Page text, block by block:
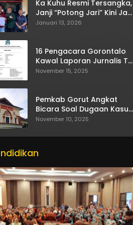
Ka Kuhu Resmi Tersangka,
Janji “Potong Jari” Kini Jadi
Bumerang
Januari 13, 2026
16 Pengacara Gorontalo
Kawal Laporan Jurnalis TV
One
November 15, 2025
Pemkab Gorut Angkat
Bicara Soal Dugaan Kasus
Asusila Oknum ASN
November 10, 2025